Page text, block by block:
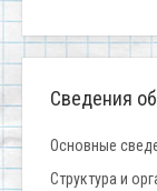
Сведения
Основные
Структура и